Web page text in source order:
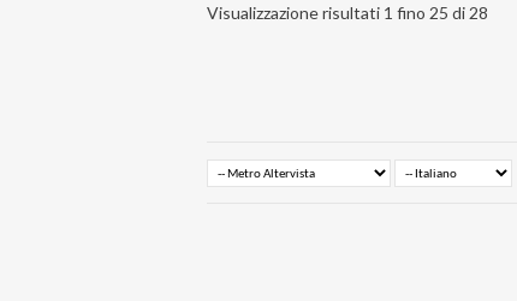
Visualizzazione risultati 1 fino 25 di 28